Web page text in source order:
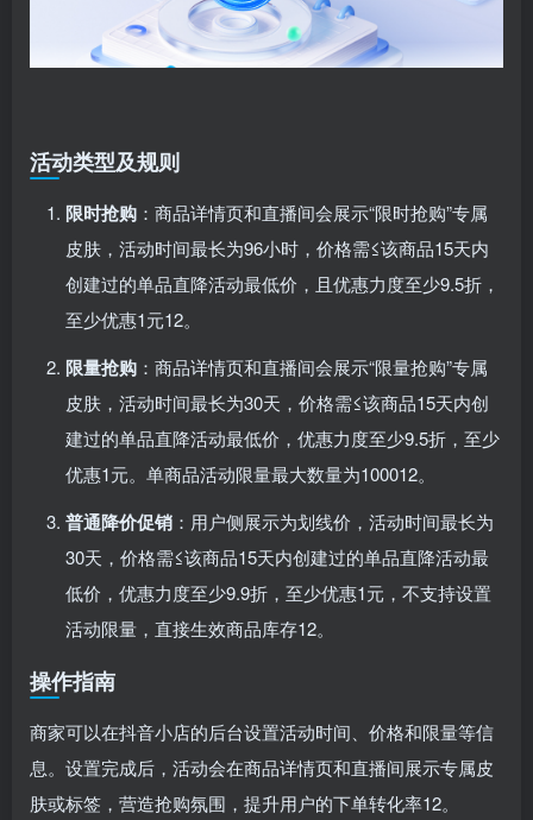
活动类型及规则
限时抢购 ‌：商品详情页和直播间会展示“限时抢购”专属
皮肤，活动时间最长为96小时，价格需≤该商品15天内
创建过的单品直降活动最低价，且优惠力度至少9.5折，
至少优惠1元‌12。
限量抢购 ‌：商品详情页和直播间会展示“限量抢购”专属
皮肤，活动时间最长为30天，价格需≤该商品15天内创
建过的单品直降活动最低价，优惠力度至少9.5折，至少
优惠1元。单商品活动限量最大数量为1000‌12。
普通降价促销 ‌：用户侧展示为划线价，活动时间最长为
30天，价格需≤该商品15天内创建过的单品直降活动最
低价，优惠力度至少9.9折，至少优惠1元，不支持设置
活动限量，直接生效商品库存‌12。
操作指南
商家可以在抖音小店的后台设置活动时间、价格和限量等信
息。设置完成后，活动会在商品详情页和直播间展示专属皮
肤或标签，营造抢购氛围，提升用户的下单转化率‌12。